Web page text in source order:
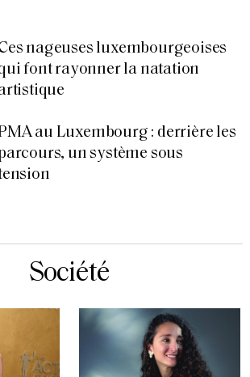
nageuses luxembourgeoises
font rayonner la natation
au Luxembourg : derrière les
un système sous
Société